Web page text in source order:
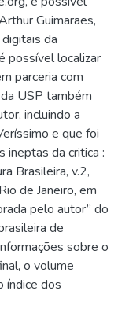
Guimaraes,
da
possível localizar
parceria com
USP também
incluindo a
e que foi
ineptas da critica :
Brasileira, v.2,
de Janeiro, em
pelo autor” do
de
sobre o
o volume
índice dos